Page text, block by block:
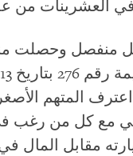
في العشرينات من
منفصل وحصلت
اعترف المتهم
مع كل من رغب
مقابل المال